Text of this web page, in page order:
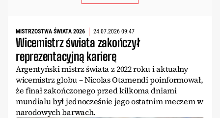
MISTRZOSTWA ŚWIATA 2026 24.07.2026 09:47
Wicemistrz świata zakończył
reprezentacyjną karierę
Argentyński mistrz świata z 2022 roku i aktualny
wicemistrz globu – Nicolas Otamendi poinformował,
że finał zakończonego przed kilkoma dniami
mundialu był jednocześnie jego ostatnim meczem w
narodowych barwach.